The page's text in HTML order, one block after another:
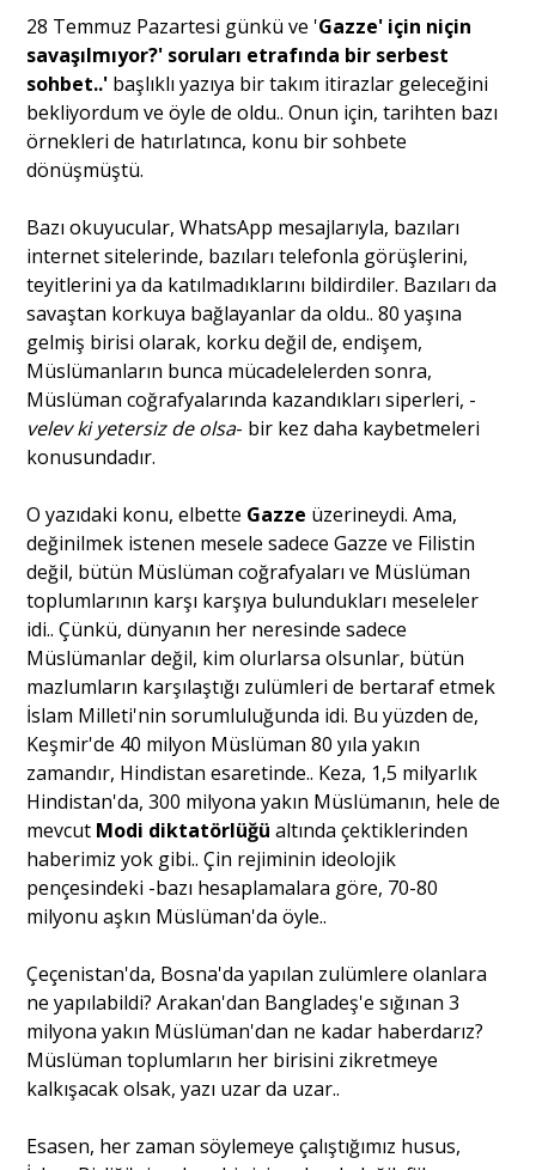
Ankara Analiz
Sağlık
28 Temmuz Pazartesi günkü ve 'Gazze' için niçin
savaşılmıyor?' soruları etrafında bir serbest
sohbet..' başlıklı yazıya bir takım itirazlar geleceğini
bekliyordum ve öyle de oldu.. Onun için, tarihten bazı
örnekleri de hatırlatınca, konu bir sohbete
dönüşmüştü.
Bazı okuyucular, WhatsApp mesajlarıyla, bazıları
internet sitelerinde, bazıları telefonla görüşlerini,
teyitlerini ya da katılmadıklarını bildirdiler. Bazıları da
savaştan korkuya bağlayanlar da oldu.. 80 yaşına
gelmiş birisi olarak, korku değil de, endişem,
Müslümanların bunca mücadelelerden sonra,
Müslüman coğrafyalarında kazandıkları siperleri, -
velev ki yetersiz de olsa- bir kez daha kaybetmeleri
konusundadır.
O yazıdaki konu, elbette Gazze üzerineydi. Ama,
değinilmek istenen mesele sadece Gazze ve Filistin
değil, bütün Müslüman coğrafyaları ve Müslüman
toplumlarının karşı karşıya bulundukları meseleler
idi.. Çünkü, dünyanın her neresinde sadece
Müslümanlar değil, kim olurlarsa olsunlar, bütün
mazlumların karşılaştığı zulümleri de bertaraf etmek
İslam Milleti'nin sorumluluğunda idi. Bu yüzden de,
Keşmir'de 40 milyon Müslüman 80 yıla yakın
zamandır, Hindistan esaretinde.. Keza, 1,5 milyarlık
Hindistan'da, 300 milyona yakın Müslümanın, hele de
mevcut Modi diktatörlüğü altında çektiklerinden
haberimiz yok gibi.. Çin rejiminin ideolojik
pençesindeki -bazı hesaplamalara göre, 70-80
milyonu aşkın Müslüman'da öyle..
Çeçenistan'da, Bosna'da yapılan zulümlere olanlara
ne yapılabildi? Arakan'dan Bangladeş'e sığınan 3
milyona yakın Müslüman'dan ne kadar haberdarız?
Müslüman toplumların her birisini zikretmeye
kalkışacak olsak, yazı uzar da uzar..
Esasen, her zaman söylemeye çalıştığımız husus,